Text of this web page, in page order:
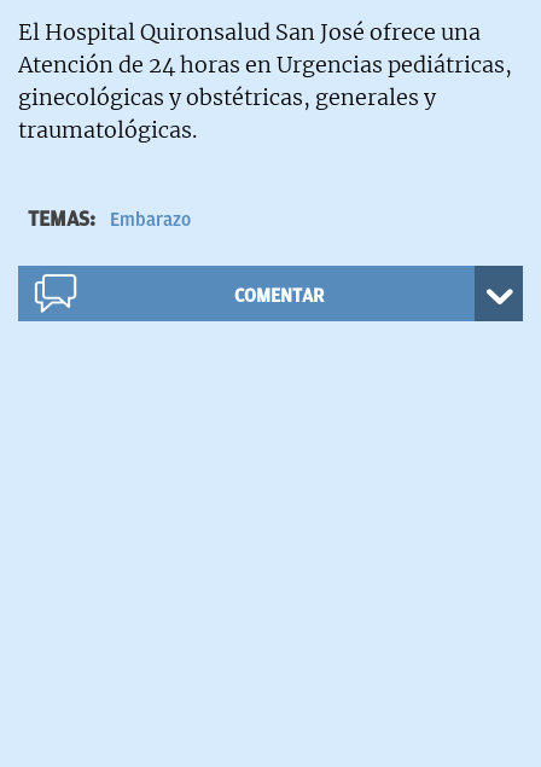
El Hospital Quironsalud San José ofrece una
Atención de 24 horas en Urgencias pediátricas,
ginecológicas y obstétricas, generales y
traumatológicas.
TEMAS: Embarazo
COMENTAR